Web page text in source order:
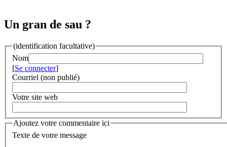
Un gran de sau ?
(identification facultative)
Nom
[Se connecter]
Courriel (non publié)
Votre site web
Ajoutez votre commentaire ici
Texte de votre message